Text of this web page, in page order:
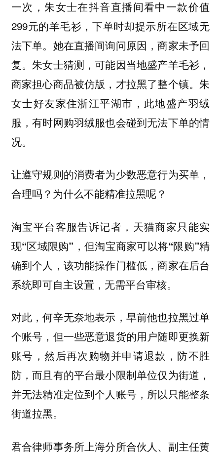
一次，朱女士在抖音直播间看中一款价值
299元的羊毛衫，下单时却提示所在区域无
法下单。她在直播间询问原因，商家未予回
复。朱女士猜测，可能因当地盛产羊毛衫，
商家担心商品被仿版，才拉黑了整个镇。朱
女士好友家住浙江平湖市，此地盛产羽绒
服，有时网购羽绒服也会碰到无法下单的情
况。
让遵守规则的消费者为少数恶意行为买单，
合理吗？为什么不能精准拉黑呢？
淘宝平台客服告诉记者，天猫商家只能实
现“区域限购”，但淘宝商家可以将“限购”精
确到个人，该功能操作门槛低，商家在后台
系统即可自主设置，无需平台审核。
对此，何辛无奈地表示，早前他也拉黑过单
个账号，但一些恶意退货的用户随即更换新
账号，然后再次购物并申请退款，防不胜
防，而且有的平台最小限制单位仅为街道，
并无法精准定位到个人账号，所以只能整条
街道拉黑。
君合律师事务所上海分所合伙人、副主任黄